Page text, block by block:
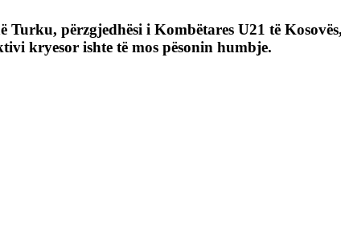
Turku, përzgjedhësi i Kombëtares U21 të
kryesor ishte të mos pësonin humbje.